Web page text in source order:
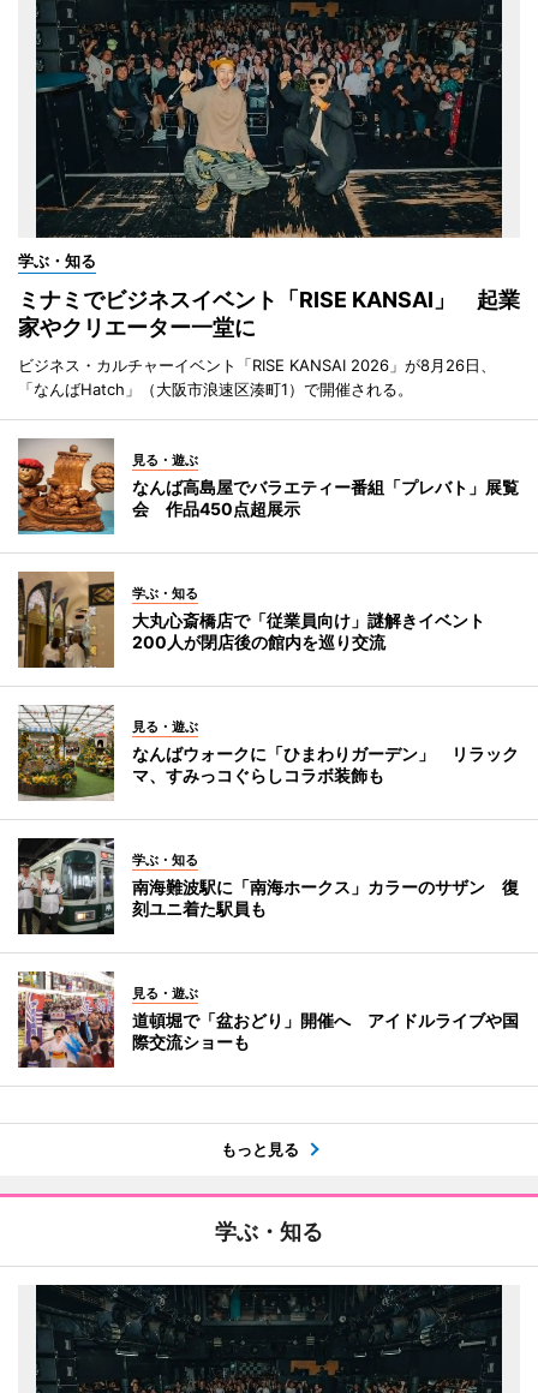
学ぶ・知る
ミナミでビジネスイベント「RISE KANSAI」 起業
家やクリエーター一堂に
ビジネス・カルチャーイベント「RISE KANSAI 2026」が8月26日、
「なんばHatch」（大阪市浪速区湊町1）で開催される。
見る・遊ぶ
なんば高島屋でバラエティー番組「プレバト」展覧
会 作品450点超展示
学ぶ・知る
大丸心斎橋店で「従業員向け」謎解きイベント
200人が閉店後の館内を巡り交流
見る・遊ぶ
なんばウォークに「ひまわりガーデン」 リラック
マ、すみっコぐらしコラボ装飾も
学ぶ・知る
南海難波駅に「南海ホークス」カラーのサザン 復
刻ユニ着た駅員も
見る・遊ぶ
道頓堀で「盆おどり」開催へ アイドルライブや国
際交流ショーも
もっと見る
学ぶ・知る